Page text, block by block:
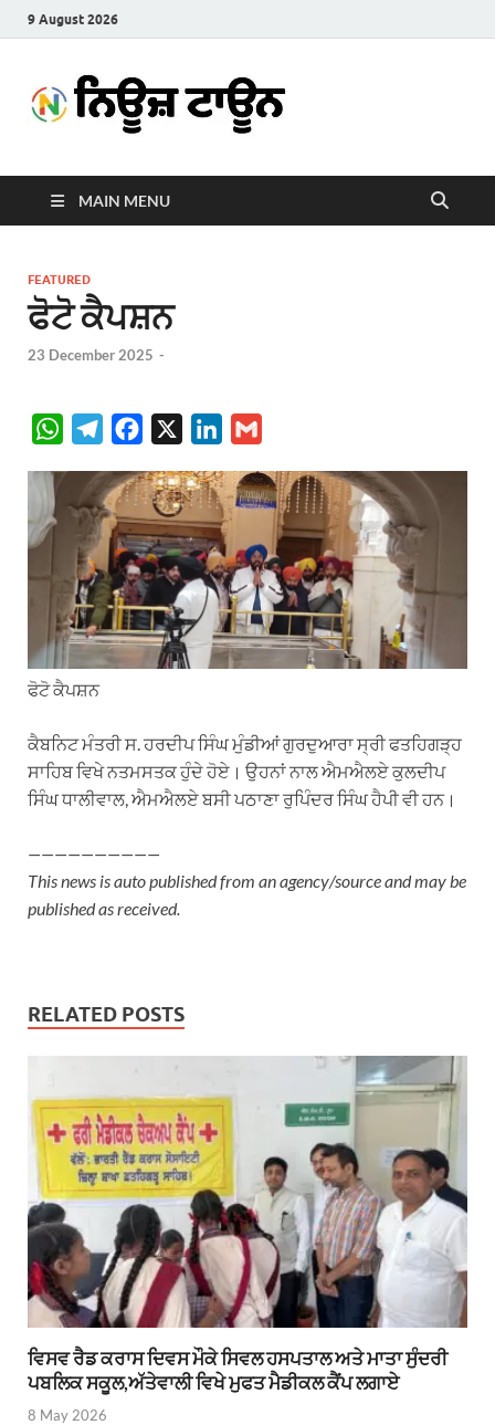
9 August 2026
Town
MAIN MENU
FEATURED
ਫੋਟੋ ਕੈਪਸ਼ਨ
23 December 2025 -
W
A
p
p
l
e
g
r
a
m
c
e
b
o
o
k
n
k
e
d
I
n
a
l
ਫੋਟੋ ਕੈਪਸ਼ਨ
ਕੈਬਨਿਟ ਮੰਤਰੀ ਸ. ਹਰਦੀਪ ਸਿੰਘ ਮੁੰਡੀਆਂ ਗੁਰਦੁਆਰਾ ਸ੍ਰੀ ਫਤਹਿਗੜ੍ਹ
ਸਾਹਿਬ ਵਿਖੇ ਨਤਮਸਤਕ ਹੁੰਦੇ ਹੋਏ। ਉਹਨਾਂ ਨਾਲ ਐਮਐਲਏ ਕੁਲਦੀਪ
ਸਿੰਘ ਧਾਲੀਵਾਲ, ਐਮਐਲਏ ਬਸੀ ਪਠਾਣਾ ਰੁਪਿੰਦਰ ਸਿੰਘ ਹੈਪੀ ਵੀ ਹਨ।
——————————
This news is auto published from an agency/source and may be
published as received.
RELATED POSTS
ਵਿਸਵ ਰੈਡ ਕਰਾਸ ਦਿਵਸ ਮੌਕੇ ਸਿਵਲ ਹਸਪਤਾਲ ਅਤੇ ਮਾਤਾ ਸੁੰਦਰੀ
ਪਬਲਿਕ ਸਕੂਲ,ਅੱਤੇਵਾਲੀ ਵਿਖੇ ਮੁਫਤ ਮੈਡੀਕਲ ਕੈਂਪ ਲਗਾਏ
8 May 2026